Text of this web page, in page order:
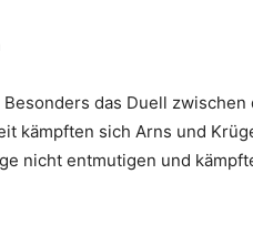
das Duell
kämpften sich Arns und
nicht entmutigen und